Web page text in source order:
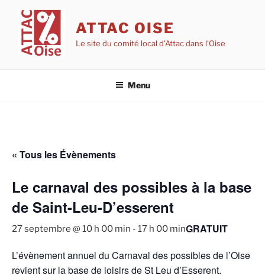
contenu
principal
ATTAC OISE
Le site du comité local d'Attac dans l'Oise
Menu
« Tous les Évènements
Le carnaval des possibles à la base
de Saint-Leu-D’esserent
27 septembre @ 10 h 00 min - 17 h 00 minGRATUIT
L’évènement annuel du Carnaval des possibles de l’Oise
revient sur la base de loisirs de St Leu d’Esserent.